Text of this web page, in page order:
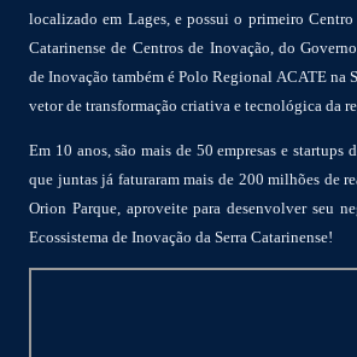
localizado em Lages, e possui o primeiro
Catarinense de Centros de Inovação, do
de Inovação também é Polo Regional ACATE na
vetor de transformação criativa e tecnológica da
Em 10 anos, são mais de 50 empresas e startups
que juntas já faturaram mais de 200 milhões de
Orion Parque, aproveite para desenvolver seu
Ecossistema de Inovação da Serra Catarinense!